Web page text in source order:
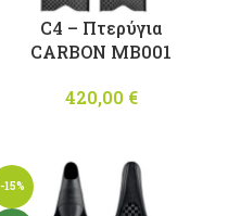
C4 – Πτερύγια
CARBON MB001
420,00 €
-15%